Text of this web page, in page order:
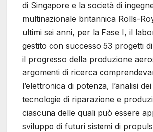
di Singapore e la società di
multinazionale britannica Rolls-
ultimi sei anni, per la Fase I, il
gestito con successo 53 progetti
il progresso della produzione
argomenti di ricerca
l’elettronica di potenza, l’analisi
tecnologie di riparazione e
ciascuna delle quali può essere
sviluppo di futuri sistemi di